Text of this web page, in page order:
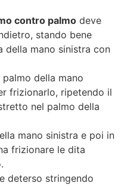
contro palmo deve
stando bene
della mano sinistra con
della mano
frizionarlo, ripetendo il
nel palmo della
mano sinistra e poi in
frizionare le dita
deterso stringendo